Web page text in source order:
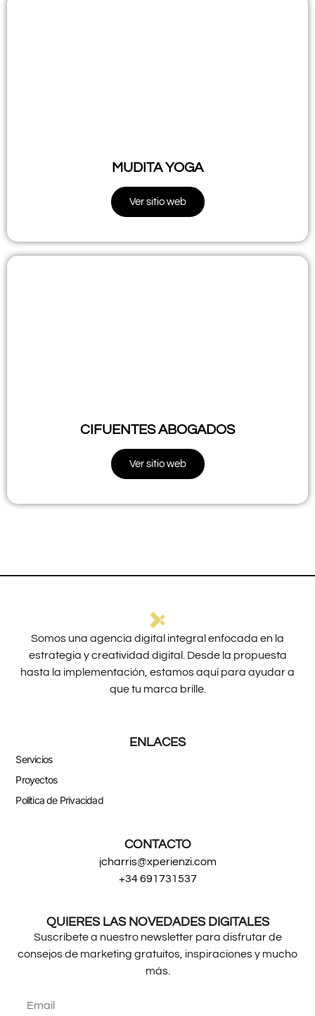
MUDITA YOGA
Ver sitio web
CIFUENTES ABOGADOS
Ver sitio web
Somos una agencia digital integral enfocada en la
estrategia y creatividad digital. Desde la propuesta
hasta la implementación, estamos aquí para ayudar a
que tu marca brille.
ENLACES
Servicios
Proyectos
Política de Privacidad
CONTACTO
jcharris@xperienzi.com
+34 691731537
QUIERES LAS NOVEDADES DIGITALES
Suscríbete a nuestro newsletter para disfrutar de
consejos de marketing gratuitos, inspiraciones y mucho
más.